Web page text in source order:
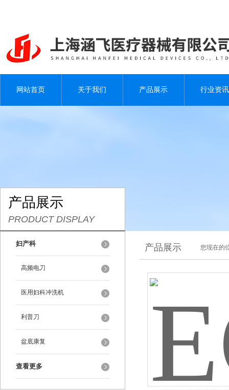
网站首页 关于我们 产品展示 行业资讯
产品展示
PRODUCT DISPLAY
妇产科
高频电刀
医用妇科冲洗机
利普刀
盆底康复
查看更多
产品展示 您现在的